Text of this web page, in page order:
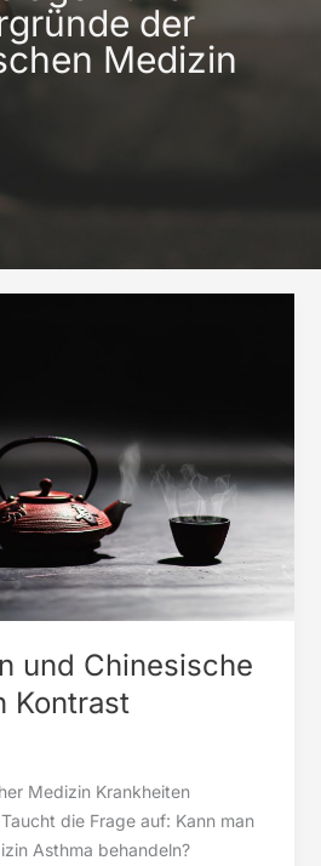
der
Medizin
und Chinesische
Kontrast
Medizin Krankheiten
die Frage auf: Kann man
Asthma behandeln?